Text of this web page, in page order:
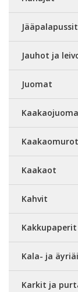
Jääpalapussit
Jauhot ja
Juomat
Kaakaomurot
Kaakaot
Kahvit
Kakkupaperit
Kala- ja
Karkit ja